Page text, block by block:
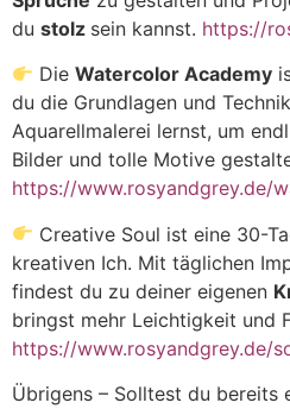
du stolz sein kannst. https://
DieWatercolor Academy
du die Grundlagen und
Aquarellmalerei lernst, um
Bilder und tolle Motive
https://www.rosyandgrey.de/
Creative Soul ist eine 30-
kreativen Ich. Mit täglichen
findest du zu deiner eigenen
bringst mehr Leichtigkeit und
https://www.rosyandgrey.de/
Übrigens – Solltest du bereits